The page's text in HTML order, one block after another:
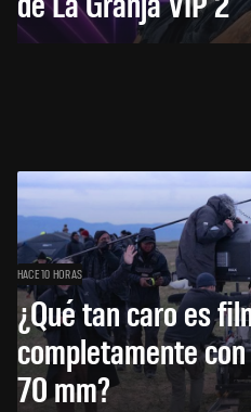
HACE 10 HORAS
¿Qué tan caro es
completamente
70 mm?